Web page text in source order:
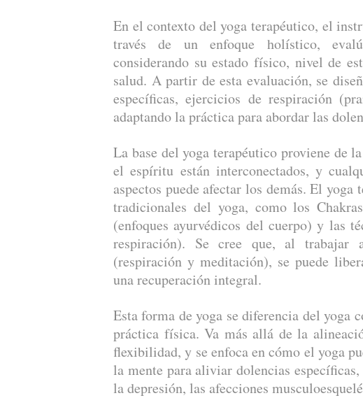
En el contexto del yoga terapéutico, el
través de un enfoque holístico,
considerando su estado físico, nivel de
salud. A partir de esta evaluación, se
específicas, ejercicios de respiración
adaptando la práctica para abordar las
La base del yoga terapéutico proviene de
el espíritu están interconectados, y
aspectos puede afectar los demás. El
tradicionales del yoga, como los
(enfoques ayurvédicos del cuerpo) y las
respiración). Se cree que, al
(respiración y meditación), se puede
una recuperación integral.
Esta forma de yoga se diferencia del yoga
práctica física. Va más allá de la
flexibilidad, y se enfoca en cómo el yoga
la mente para aliviar dolencias
la depresión, las afecciones